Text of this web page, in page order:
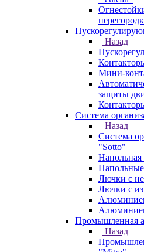
Назад
Мини-
защиты
Система
Назад
Система
"Sotto"
Лючки с
Лючки с
Промышленная
Назад